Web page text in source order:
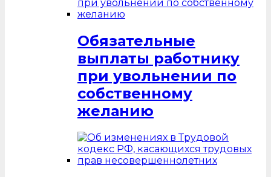
Обязательные
выплаты работнику
при увольнении по
собственному
желанию